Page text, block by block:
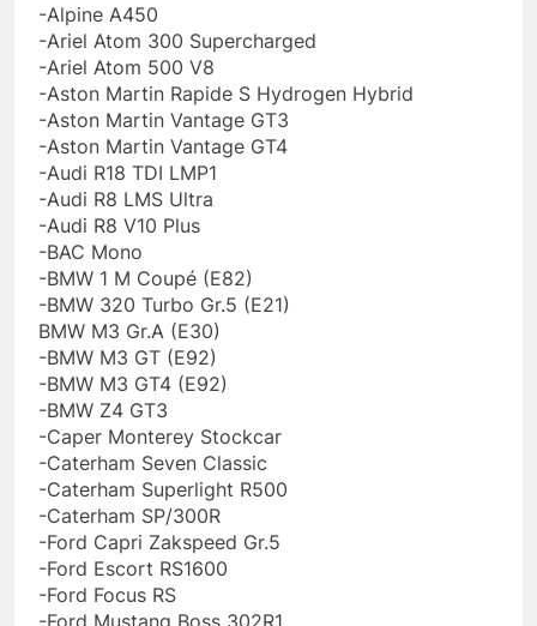
-Alpine A450
-Ariel Atom 300 Supercharged
-Ariel Atom 500 V8
-Aston Martin Rapide S Hydrogen Hybrid
-Aston Martin Vantage GT3
-Aston Martin Vantage GT4
-Audi R18 TDI LMP1
-Audi R8 LMS Ultra
-Audi R8 V10 Plus
-BAC Mono
-BMW 1 M Coupé (E82)
-BMW 320 Turbo Gr.5 (E21)
BMW M3 Gr.A (E30)
-BMW M3 GT (E92)
-BMW M3 GT4 (E92)
-BMW Z4 GT3
-Caper Monterey Stockcar
-Caterham Seven Classic
-Caterham Superlight R500
-Caterham SP/300R
-Ford Capri Zakspeed Gr.5
-Ford Escort RS1600
-Ford Focus RS
-Ford Mustang Boss 302R1